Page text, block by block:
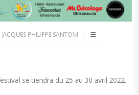
JACQUES-PHILIPPE SANTONI
se tiendra du 25 au 30 avril 2022.